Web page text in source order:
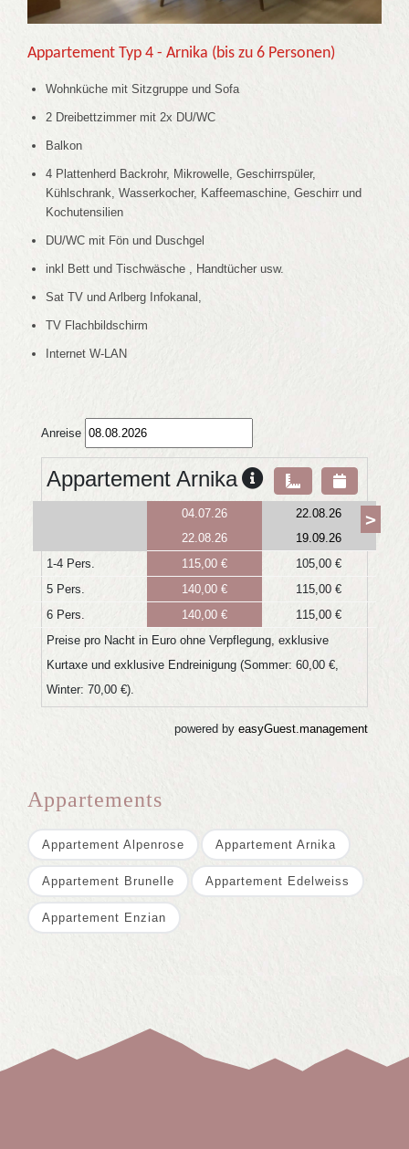
Appartement Typ 4 - Arnika (bis zu 6 Personen)
Wohnküche mit Sitzgruppe und Sofa
2 Dreibettzimmer mit 2x DU/WC
Balkon
4 Plattenherd Backrohr, Mikrowelle, Geschirrspüler,
Kühlschrank, Wasserkocher, Kaffeemaschine, Geschirr und
Kochutensilien
DU/WC mit Fön und Duschgel
inkl Bett und Tischwäsche , Handtücher usw.
Sat TV und Arlberg Infokanal,
TV Flachbildschirm
Internet W-LAN
Appartements
Appartement Alpenrose Appartement Arnika
Appartement Brunelle Appartement Edelweiss
Appartement Enzian